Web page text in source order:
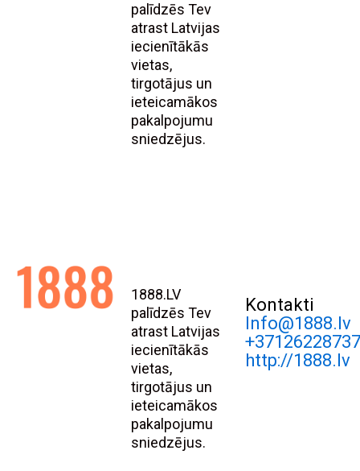
palīdzēs Tev
atrast Latvijas
iecienītākās
vietas,
tirgotājus un
ieteicamākos
pakalpojumu
sniedzējus.
1888.LV
palīdzēs Tev
atrast Latvijas
iecienītākās
vietas,
tirgotājus un
ieteicamākos
pakalpojumu
sniedzējus.
Kontakti
Info@1888.lv
http://1888.lv